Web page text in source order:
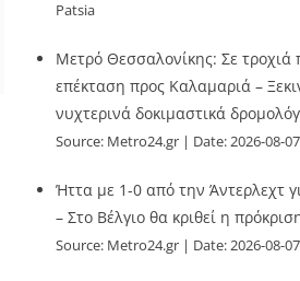
Patsia
Μετρό Θεσσαλονίκης: Σε
επέκταση προς Καλαμαριά –
νυχτερινά δοκιμαστικά
Source: Metro24.gr Date: 2026-08-07
Ήττα με 1-0 από την Άντερλεχτ
– Στο Βέλγιο θα κριθεί η
Source: Metro24.gr Date: 2026-08-07